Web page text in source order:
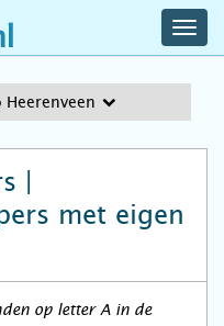
Heerenveen
|
met eigen
op letter A in de